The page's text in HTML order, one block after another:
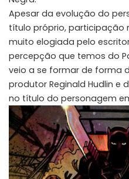
Apesar da evolução do
título próprio, participação
muito elogiada pelo
percepção que temos do
veio a se formar de forma
produtor Reginald Hudlin e
no título do personagem